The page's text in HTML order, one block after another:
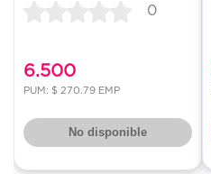
0
6.500
PUM: $ 270.79 EMP
No disponible